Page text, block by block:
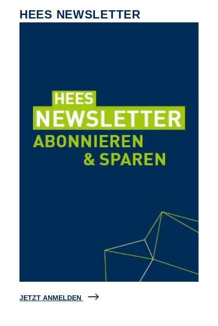
HEES NEWSLETTER
JETZT ANMELDEN